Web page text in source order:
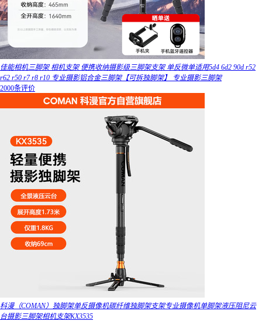
佳能相机三脚架 相机支架 便携收纳摄影级三脚架支架 单反微单适用5d4 6d2 90d r52
r62 r50 r7 r8 r10 专业摄影铝合金三脚架【可拆独脚架】 专业摄影三脚架
2000条评价
科漫（COMAN）独脚架单反摄像机碳纤维独脚架支架专业摄像机单脚架液压阻尼云
台摄影三脚架相机支架KX3535